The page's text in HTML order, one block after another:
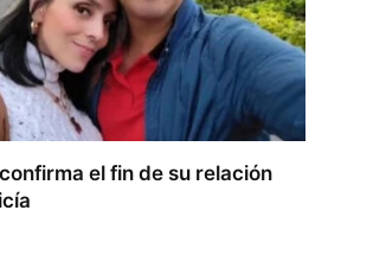
el fin de su relación